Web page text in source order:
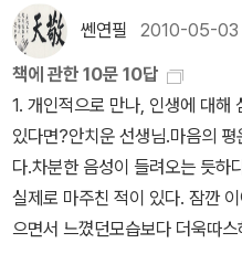
의 신비를 파헤칠 열쇠이다. 상상
것이 아니다. 우리의 평범한 생각
필수적이다. 상상력은 우리가 생
제는 상상력의 과학을 해야 할
분야에서 진행되고 있는 연구들
하고 있다. 저자들은 문학, 의례
농담, 유머, 수수께끼, 평범한 일
로운 영역을 조사하면서 인간 상
쎈연필 2010-05-03
책에 관한 10문 10답
1. 개인적으로 만나, 인생에 대해
있다면?안치운 선생님.마음의
다.차분한 음성이 들려오는 듯하
실제로 마주친 적이 있다. 잠깐
으면서 느꼈던모습보다 더욱따